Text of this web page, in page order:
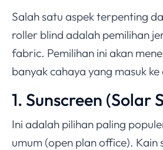
Salah satu aspek terpenting
roller blind adalah pemilihan
fabric. Pemilihan ini akan
banyak cahaya yang masuk
1. Sunscreen (Solar
Ini adalah pilihan paling
umum (open plan office). Kain